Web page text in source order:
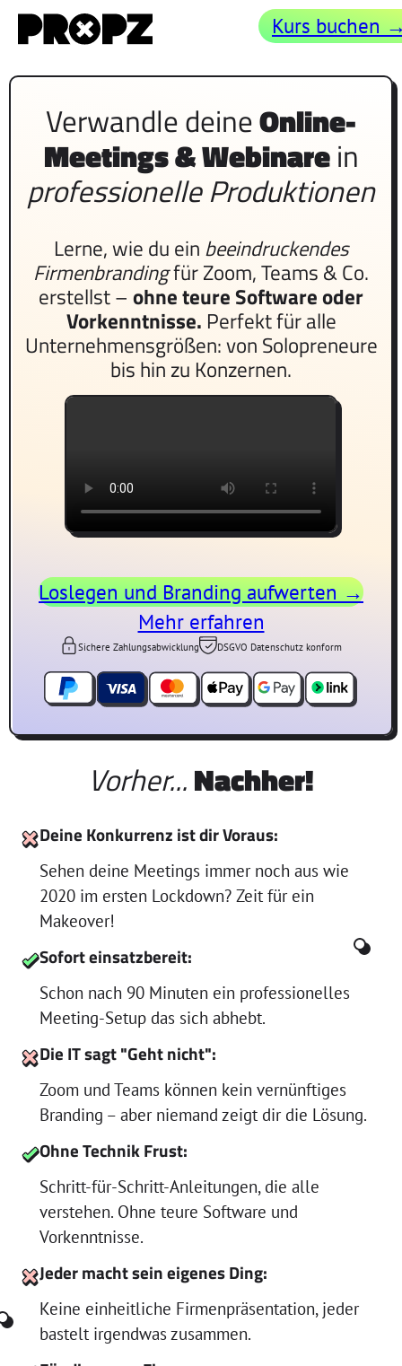
Direkt zum Inhalt Kurs buchen
Verwandle deineOnline-
Meetings & Webinarein
professionelle Produktionen
Lerne, wie du ein beeindruckendes
Firmenbrandingfür Zoom, Teams & Co.
erstellst – ohne teure Software oder
Vorkenntnisse. Perfekt für alle
Unternehmensgrößen: von Solopreneure
bis hin zu Konzernen.
Loslegen und Branding aufwerten →
Mehr erfahren
Sichere Zahlungsabwicklung DSGVO Datenschutz konform
Vorher...Nachher!
Deine Konkurrenz ist dir Voraus:
Sehen deine Meetings immer noch aus wie
2020 im ersten Lockdown? Zeit für ein
Makeover!
Sofort einsatzbereit:
Schon nach 90 Minuten ein professionelles
Meeting-Setup das sich abhebt.
Die IT sagt "Geht nicht":
Zoom und Teams können kein vernünftiges
Branding – aber niemand zeigt dir die Lösung.
Ohne Technik Frust:
Schritt-für-Schritt-Anleitungen, die alle
verstehen. Ohne teure Software und
Vorkenntnisse.
Jeder macht sein eigenes Ding:
Keine einheitliche Firmenpräsentation, jeder
bastelt irgendwas zusammen.